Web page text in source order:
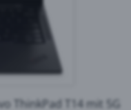
ThinkPad T14 mit 5G